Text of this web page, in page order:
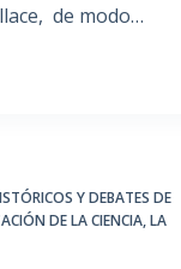
de modo…
Y DEBATES DE
DE LA CIENCIA,LA